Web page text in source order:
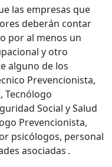
las empresas que
deberán contar
por al menos un
y otro
alguno de los
Prevencionista,
Tecnólogo
Social y Salud
Prevencionista,
psicólogos, personal
asociadas .